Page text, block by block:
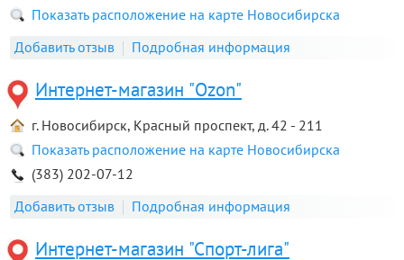
Показать расположение на карте Новосибирска
Добавить отзыв
Подробная информация
Интернет-магазин "Ozon"
г. Новосибирск, Красный проспект, д. 42 - 211
Показать расположение на карте Новосибирска
(383) 202-07-12
Добавить отзыв
Подробная информация
Интернет-магазин "Спорт-лига"